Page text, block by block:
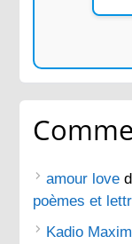
amour love
poèmes et
Kadio